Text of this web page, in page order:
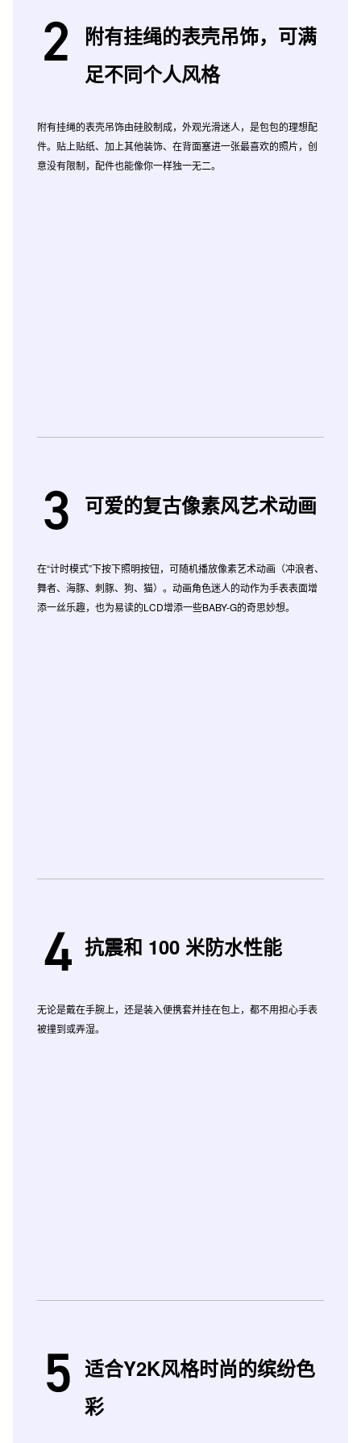
附有挂绳的表壳吊饰，可满
足不同个人风格
附有挂绳的表壳吊饰由硅胶制成，外观光滑迷人，是包包的理想配
件。贴上贴纸、加上其他装饰、在背面塞进一张最喜欢的照片，创
意没有限制，配件也能像你一样独一无二。
可爱的复古像素风艺术动画
在“计时模式”下按下照明按钮，可随机播放像素艺术动画（冲浪者、
舞者、海豚、刺豚、狗、猫）。动画角色迷人的动作为手表表面增
添一丝乐趣，也为易读的LCD增添一些BABY-G的奇思妙想。
抗震和 100 米防水性能
无论是戴在手腕上，还是装入便携套并挂在包上，都不用担心手表
被撞到或弄湿。
适合Y2K风格时尚的缤纷色
彩